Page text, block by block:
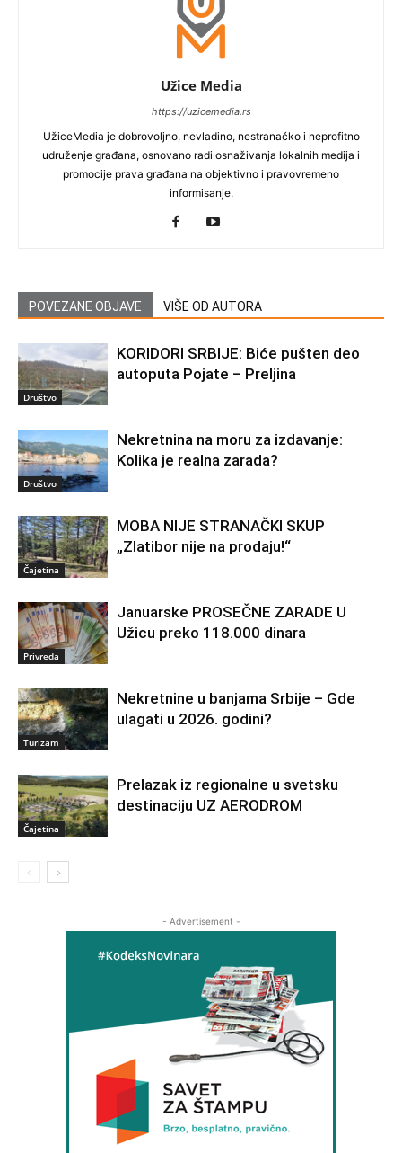
Užice Media
https://uzicemedia.rs
UžiceMedia je dobrovoljno, nevladino, nestranačko i neprofitno
udruženje građana, osnovano radi osnaživanja lokalnih medija i
promocije prava građana na objektivno i pravovremeno
informisanje.
POVEZANE OBJAVE VIŠE OD AUTORA
Društvo
KORIDORI SRBIJE: Biće pušten deo
autoputa Pojate – Preljina
Društvo
Nekretnina na moru za izdavanje:
Kolika je realna zarada?
Čajetina
MOBA NIJE STRANAČKI SKUP
„Zlatibor nije na prodaju!“
Privreda
Januarske PROSEČNE ZARADE U
Užicu preko 118.000 dinara
Turizam
Nekretnine u banjama Srbije – Gde
ulagati u 2026. godini?
Čajetina
Prelazak iz regionalne u svetsku
destinaciju UZ AERODROM
- Advertisement -